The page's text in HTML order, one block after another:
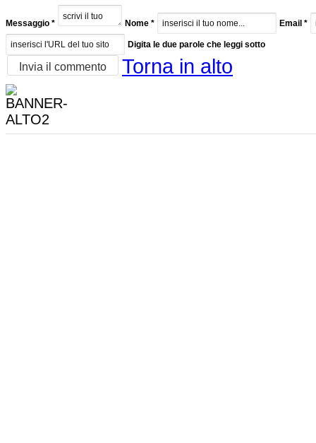
Messaggio * Nome * Email *
Digita le due parole che leggi sotto
Torna in alto